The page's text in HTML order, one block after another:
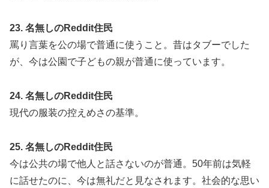
23. 名無しのReddit住民
罵り言葉を公の場で普通に使うこと。昔はタブーでした
が、今は公園で子どもの親が普通に使っています。
24. 名無しのReddit住民
現代の服装の控えめさの基準。
25. 名無しのReddit住民
今は公共の場で他人と話さないのが普通。50年前は気軽
に話せたのに、今は無礼だと見なされます。社会的な思い